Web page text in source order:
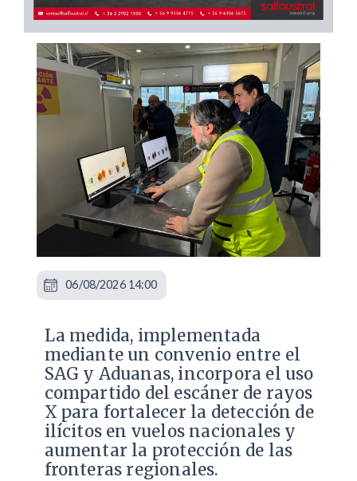
La medida, implementada
mediante un convenio entre el
SAG y Aduanas, incorpora el uso
compartido del escáner de rayos
X para fortalecer la detección de
ilícitos en vuelos nacionales y
aumentar la protección de las
fronteras regionales.
06/08/2026 14:00